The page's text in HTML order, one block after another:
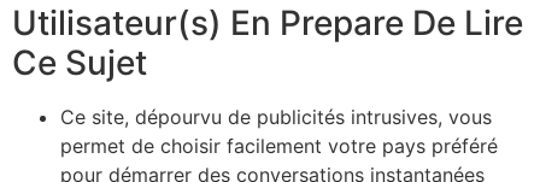
Utilisateur(s) En Prepare De Lire
Ce Sujet
Ce site, dépourvu de publicités intrusives, vous
permet de choisir facilement votre pays préféré
pour démarrer des conversations instantanées